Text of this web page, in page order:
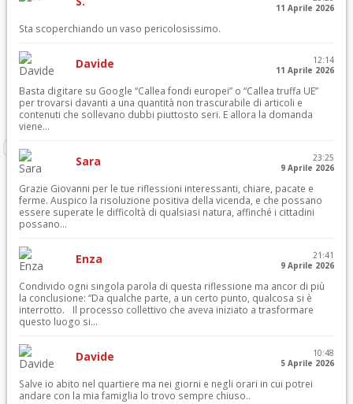
11 Aprile 2026
Sta scoperchiando un vaso pericolosissimo.
Davide
12:14
11 Aprile 2026
Basta digitare su Google “Callea fondi europei” o “Callea truffa UE”
per trovarsi davanti a una quantità non trascurabile di articoli e
contenuti che sollevano dubbi piuttosto seri. E allora la domanda
viene...
Sara
23:25
9 Aprile 2026
Grazie Giovanni per le tue riflessioni interessanti, chiare, pacate e
ferme. Auspico la risoluzione positiva della vicenda, e che possano
essere superate le difficoltà di qualsiasi natura, affinché i cittadini
possano...
Enza
21:41
9 Aprile 2026
Condivido ogni singola parola di questa riflessione ma ancor di più
la conclusione: “Da qualche parte, a un certo punto, qualcosa si è
interrotto. Il processo collettivo che aveva iniziato a trasformare
questo luogo si...
Davide
10:48
5 Aprile 2026
Salve io abito nel quartiere ma nei giorni e negli orari in cui potrei
andare con la mia famiglia lo trovo sempre chiuso..